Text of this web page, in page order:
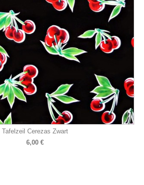
Tafelzeil Cerezas Zwart
6,00 €